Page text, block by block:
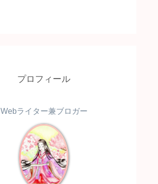
プロフィール
Webライター兼ブロガー